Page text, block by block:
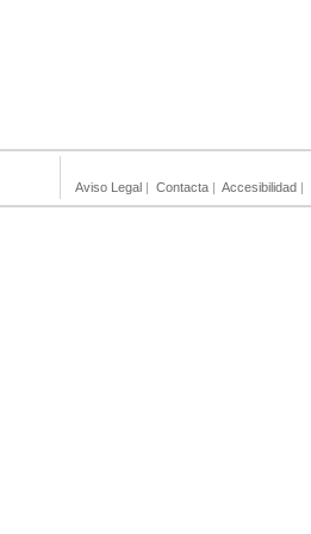
Aviso Legal | Contacta | Accesibilidad |